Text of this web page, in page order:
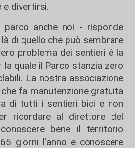
e divertirsi.
parco anche noi - risponde
di quello che può sembrare
problema dei sentieri è la
la quale il Parco stanzia zero
La nostra associazione
fa manutenzione gratuita
di tutti i sentieri bici e non
ricordare al direttore del
bene il territorio
giorni l'anno e conoscere